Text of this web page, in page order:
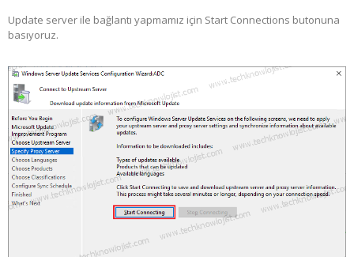
Update server ile bağlantı yapmamız için Start Connections butonuna
basıyoruz.